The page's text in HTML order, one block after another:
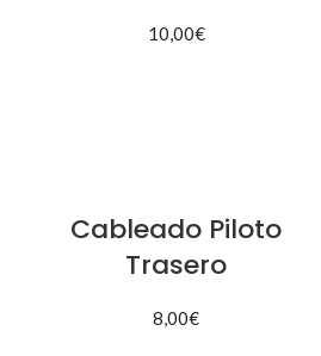
10,00€
Cableado Piloto
Trasero
8,00€